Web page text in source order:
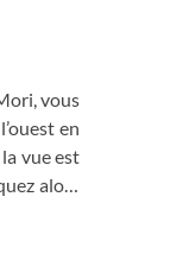
vous
en
vue est
alors